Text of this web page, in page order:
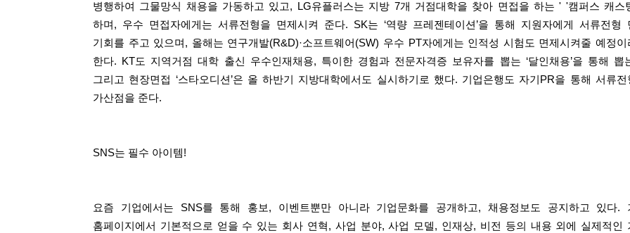
병행하여 그물망식 채용을 가동하고 있고, LG유플러스는 지방 7개 거점대학을 찾아 면접을 하는 ' '캠퍼스 캐스
하며, 우수 면접자에게는 서류전형을 면제시켜 준다. SK는 ‘역량 프레젠테이션’을 통해 지원자에게 서류전형
기회를 주고 있으며, 올해는 연구개발(R&D)·소프트웨어(SW) 우수 PT자에게는 인적성 시험도 면제시켜줄 예정이
한다. KT도 지역거점 대학 출신 우수인재채용, 특이한 경험과 전문자격증 보유자를 뽑는 ‘달인채용’을 통해 뽑
그리고 현장면접 ‘스타오디션’은 올 하반기 지방대학에서도 실시하기로 했다. 기업은행도 자기PR을 통해 서류전
가산점을 준다.
SNS는 필수 아이템!
요즘 기업에서는 SNS를 통해 홍보, 이벤트뿐만 아니라 기업문화를 공개하고, 채용정보도 공지하고 있다.
홈페이지에서 기본적으로 얻을 수 있는 회사 연혁, 사업 분야, 사업 모델, 인재상, 비전 등의 내용 외에 실제적인